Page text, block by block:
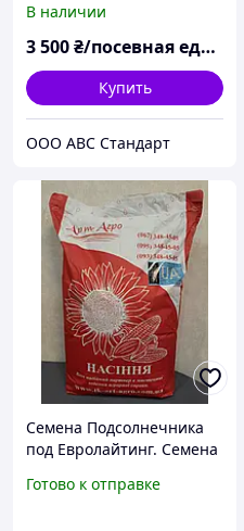
Плюс. Гибрид Сантос
Плюс
В наличии
3 500₴/посевная единица
Купить
ООО АВС Стандарт
Семена Подсолнечника
под Евролайтинг. Семена
Плюс A-F. Экстра
Готово к отправке